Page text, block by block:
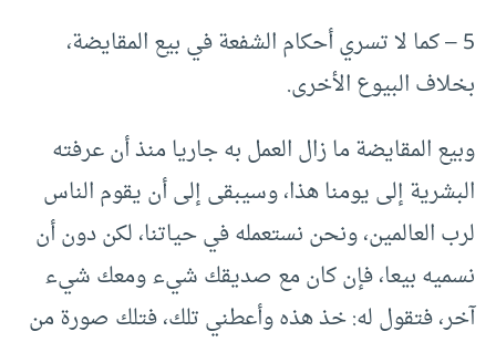
5 – كما لا تسري أحكام الشفعة في بيع المقايضة،
بخلاف البيوع الأخرى.
وبيع المقايضة ما زال العمل به جاريا منذ أن عرفته
البشرية إلى يومنا هذا، وسيبقى إلى أن يقوم الناس
لرب العالمين، ونحن نستعمله في حياتنا، لكن دون أن
نسميه بيعا، فإن كان مع صديقك شيء ومعك شيء
آخر، فتقول له: خذ هذه وأعطني تلك، فتلك صورة من